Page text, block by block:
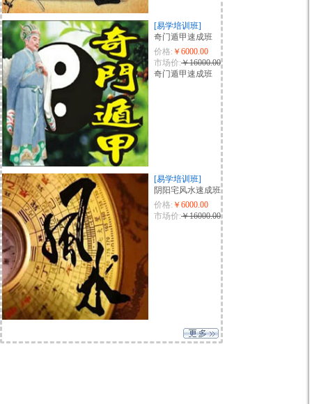
[易学培训班]
奇门遁甲速成班
价格: ￥6000.00
市场价:￥16000.00
奇门遁甲速成班
[易学培训班]
阴阳宅风水速成班
价格: ￥6000.00
市场价:￥16000.00